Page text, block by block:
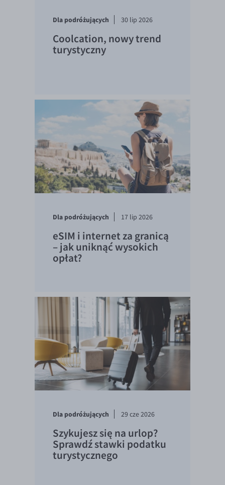
Dla podróżujących 30 lip 2026
Coolcation, nowy trend
turystyczny
Dla podróżujących 17 lip 2026
eSIM i internet za granicą
– jak uniknąć wysokich
opłat?
Dla podróżujących 29 cze 2026
Szykujesz się na urlop?
Sprawdź stawki podatku
turystycznego